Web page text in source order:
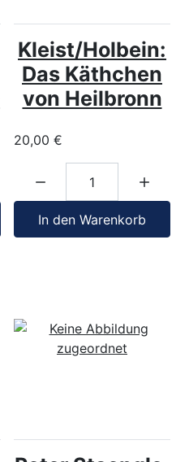
Kleist/Holbein:
Das Käthchen
von Heilbronn
20,00 €
In den Warenkorb